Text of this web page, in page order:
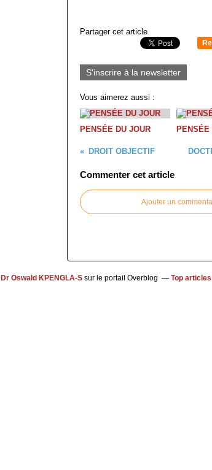
Partager cet article
S'inscrire à la newsletter
Vous aimerez aussi :
PENSÉE DU JOUR PENSÉE
DROIT OBJECTIF
Commenter cet article
Ajouter un
Dr Oswald KPENGLA-S sur le portail Overblog Top articles